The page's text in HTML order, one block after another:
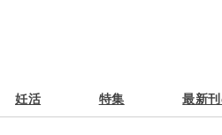
妊活 特集 最新